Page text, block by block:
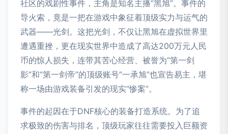
社区的戏剧性事件，主角是知名主播“黑旭”。事件的
导火索，竟是一把在游戏中象征着顶级实力与运气的
武器——光剑。这把光剑，不仅让黑旭在虚拟世界里
遭遇重挫，更在现实世界中造成了高达200万元人民
币的惊人损失，连带其苦心经营、被誉为“第一剑
影”和“第一剑帝”的顶级账号“一承旭”也宣告易主，堪
称一场由游戏装备引发的现实“惨案”。
事件的起因在于DNF核心的装备打造系统。为了追
求极致的伤害与排名，顶级玩家往往需要投入巨额资